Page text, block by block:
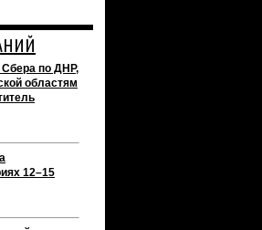
по ДНР,
областям
12–15